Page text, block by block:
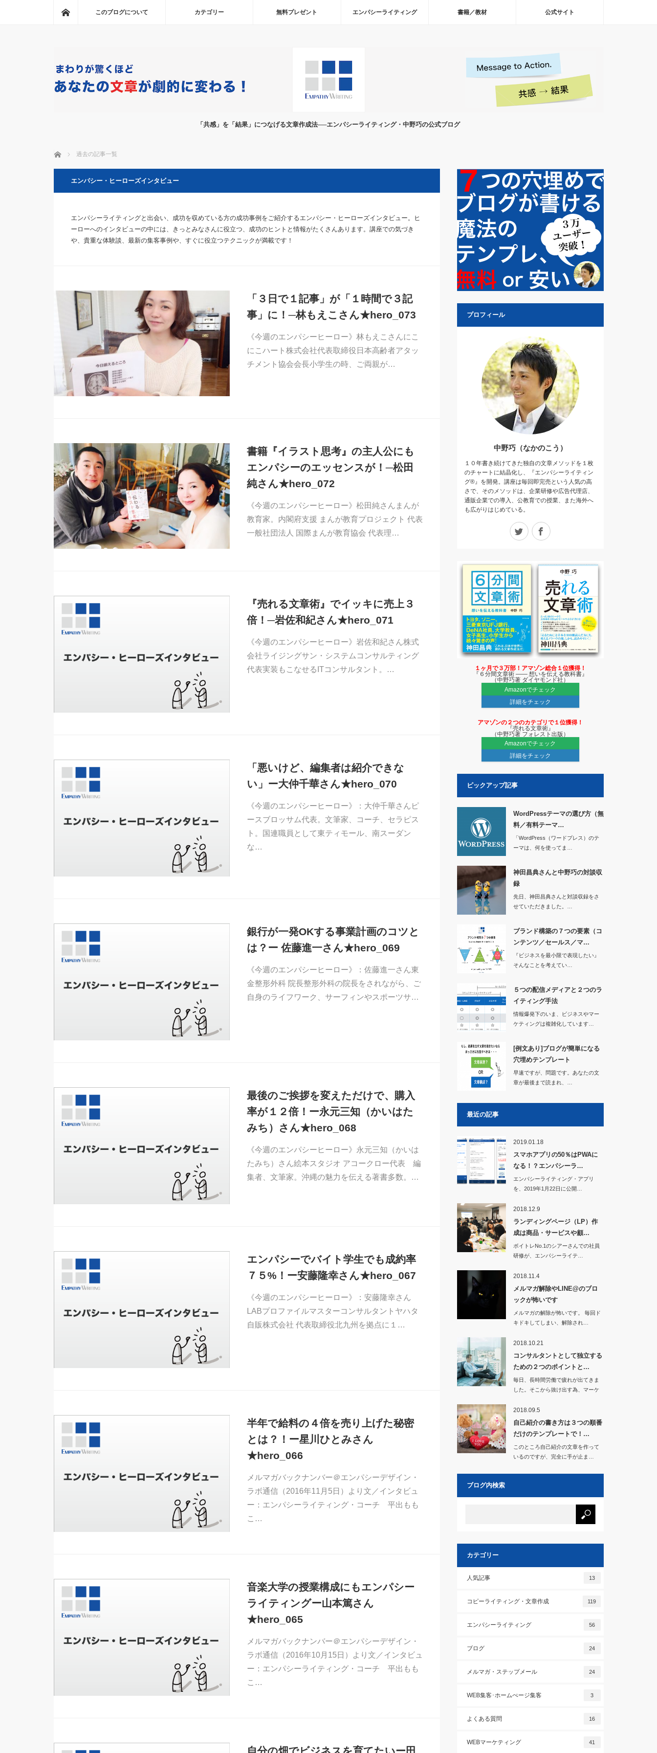
ホームこのブログについて カテゴリー 無料プレゼント エンパシーライティング 書籍／教材 公式サイト
「共感」を「結果」につなげる文章作成法──エンパシーライティング・中野巧の公式ブログ
ホーム 過去の記事一覧
エンパシー・ヒーローズインタビュー
エンパシーライティングと出会い、成功を収めている方の成功事例をご紹介するエンパシー・ヒーローズインタビュー。ヒ
ーローへのインタビューの中には、きっとみなさんに役立つ、成功のヒントと情報がたくさんあります。講座での気づき
や、貴重な体験談、最新の集客事例や、すぐに役立つテクニックが満載です！
「３日で１記事」が「１時間で３記
事」に！─林もえこさん★hero_073
《今週のエンパシーヒーロー》林もえこさんにこ
にこハート株式会社代表取締役日本高齢者アタッ
チメント協会会長小学生の時、ご両親が…
書籍『イラスト思考』の主人公にも
エンパシーのエッセンスが！─松田
純さん★hero_072
《今週のエンパシーヒーロー》松田純さんまんが
教育家。内閣府支援 まんが教育プロジェクト 代表
一般社団法人 国際まんが教育協会 代表理…
『売れる文章術』でイッキに売上３
倍！─岩佐和紀さん★hero_071
《今週のエンパシーヒーロー》岩佐和紀さん株式
会社ライジングサン・システムコンサルティング
代表実装もこなせるITコンサルタント。…
「悪いけど、編集者は紹介できな
い」ー大仲千華さん★hero_070
《今週のエンパシーヒーロー》：大仲千華さんピ
ースブロッサム代表。文筆家、コーチ、セラピス
ト。国連職員として東ティモール、南スーダン
な…
銀行が一発OKする事業計画のコツと
は？ー 佐藤進一さん★hero_069
《今週のエンパシーヒーロー》：佐藤進一さん東
金整形外科 院長整形外科の院長をされながら、ご
自身のライフワーク、サーフィンやスポーツサ…
最後のご挨拶を変えただけで、購入
率が１２倍！ー永元三知（かいはた
みち）さん★hero_068
《今週のエンパシーヒーロー》永元三知（かいは
たみち）さん絵本スタジオ アコークロー代表 編
集者、文筆家。沖縄の魅力を伝える著書多数。…
エンパシーでバイト学生でも成約率
７５%！ー安藤隆幸さん★hero_067
《今週のエンパシーヒーロー》：安藤隆幸さん
LABプロファイルマスターコンサルタントヤハタ
自販株式会社 代表取締役北九州を拠点に１…
半年で給料の４倍を売り上げた秘密
とは？！ー星川ひとみさん
★hero_066
メルマガバックナンバー＠エンパシーデザイン・
ラボ通信（2016年11月5日）より文／インタビュ
ー：エンパシーライティング・コーチ 平出もも
こ…
音楽大学の授業構成にもエンパシー
ライティングー山本篤さん
★hero_065
メルマガバックナンバー＠エンパシーデザイン・
ラボ通信（2016年10月15日）より文／インタビュ
ー：エンパシーライティング・コーチ 平出もも
こ…
プロフィール
中野巧（なかのこう）
１０年書き続けてきた独自の文章メソッドを１枚
のチャートに結晶化し、『エンパシーライティン
グ®』を開発。講座は毎回即完売という人気の高
さで、そのメソッドは、企業研修や広告代理店、
通販企業での導入、公教育での授業、また海外へ
も広がりはじめている。
Twitter
１ヶ月で３万部！アマゾン総合１位獲得！
『６分間文章術 ―― 想いを伝える教科書』
（中野巧著 ダイヤモンド社）
Amazonでチェック
詳細をチェック
アマゾンの２つのカテゴリで１位獲得！
『売れる文章術』
（中野巧著 フォレスト出版）
Amazonでチェック
詳細をチェック
ピックアップ記事
WordPressテーマの選び方（無
料／有料テーマ…
「WordPress（ワードプレス）のテ
ーマは、何を使ってま…
神田昌典さんと中野巧の対談収
録
先日、神田昌典さんと対談収録をさ
せていただきました。…
ブランド構築の７つの要素（コ
ンテンツ／セールス／マ…
『ビジネスを最小限で表現したい』
そんなことを考えてい…
５つの配信メディアと２つのラ
イティング手法
情報爆発下のいま、ビジネスやマー
ケティングは複雑化しています…
[例文あり]ブログが簡単になる
穴埋めテンプレート
早速ですが、問題です。あなたの文
章が最後まで読まれ、…
最近の記事
2019.01.18
スマホアプリの50％はPWAに
なる！？エンパシーラ…
エンパシーライティング・アプリ
を、2019年1月22日に公開…
2018.12.9
ランディングページ（LP）作
成は商品・サービスや顧…
ボイトレNo.1のシアーさんでの社員
研修が、エンパシーライテ…
2018.11.4
メルマガ解除やLINE@のブロ
ックが怖いです
メルマガの解除が怖いです。 毎回ド
キドキしてしまい、解除され…
2018.10.21
コンサルタントとして独立する
ための２つのポイントと…
毎日、長時間労働で疲れが出てきま
した。そこから抜け出す為、マーケ
2018.09.5
自己紹介の書き方は３つの順番
だけのテンプレートで！…
このところ自己紹介の文章を作って
いるのですが、完全に手が止ま…
ブログ内検索
カテゴリー
人気記事 13
コピーライティング・文章作成 119
エンパシーライティング 56
ブログ 24
メルマガ・ステップメール 24
WEB集客･ホームぺージ集客 3
よくある質問 16
WEBマーケティング 41